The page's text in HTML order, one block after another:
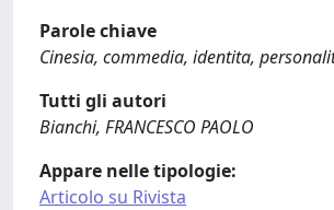
Parole chiave
Cinesia, commedia, identita,
Tutti gli autori
Bianchi, FRANCESCO PAOLO
Appare nelle tipologie:
Articolo su Rivista